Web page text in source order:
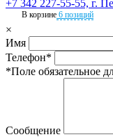
+7 342 227-55-55, г.
В корзине 6 позиций
×
Имя
Телефон*
*Поле обязательное
Сообщение